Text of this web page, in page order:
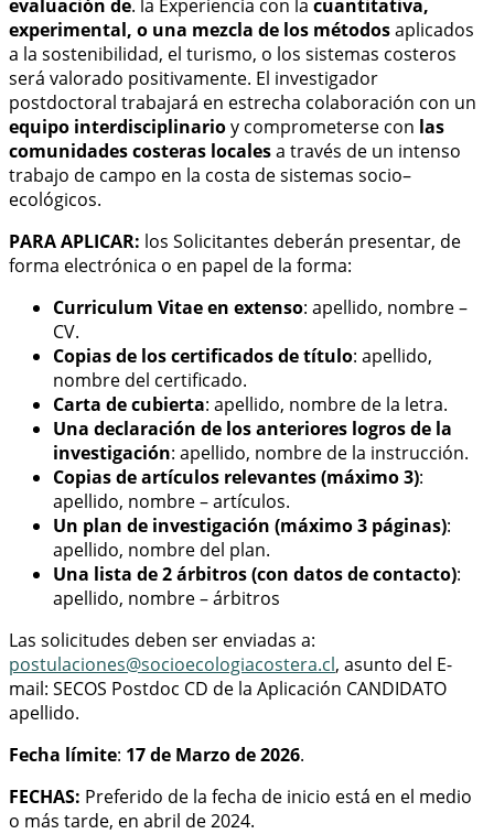
evaluación de. la Experiencia con la cuantitativa,
experimental, o una mezcla de los métodosaplicados
a la sostenibilidad, el turismo, o los sistemas costeros
será valorado positivamente. El investigador
postdoctoral trabajará en estrecha colaboración con un
equipo interdisciplinarioy comprometerse con las
comunidades costeras localesa través de un intenso
trabajo de campo en la costa de sistemas socio–
ecológicos.
PARA APLICAR: los Solicitantes deberán presentar, de
forma electrónica o en papel de la forma:
Curriculum Vitae en extenso: apellido, nombre –
CV.
Copias de los certificados de título: apellido,
nombre del certificado.
Carta de cubierta: apellido, nombre de la letra.
Una declaración de los anteriores logros de la
investigación: apellido, nombre de la instrucción.
Copias de artículos relevantes (máximo 3):
apellido, nombre – artículos.
Un plan de investigación (máximo 3 páginas):
apellido, nombre del plan.
Una lista de 2 árbitros (con datos de contacto):
apellido, nombre – árbitros
Las solicitudes deben ser enviadas a:
postulaciones@socioecologiacostera.cl, asunto del E-
mail: SECOS Postdoc CD de la Aplicación CANDIDATO
apellido.
Fecha límite: 17 de Marzo de 2026.
FECHAS: Preferido de la fecha de inicio está en el medio
o más tarde, en abril de 2024.